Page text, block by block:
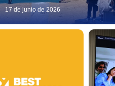
17 de junio de 2026